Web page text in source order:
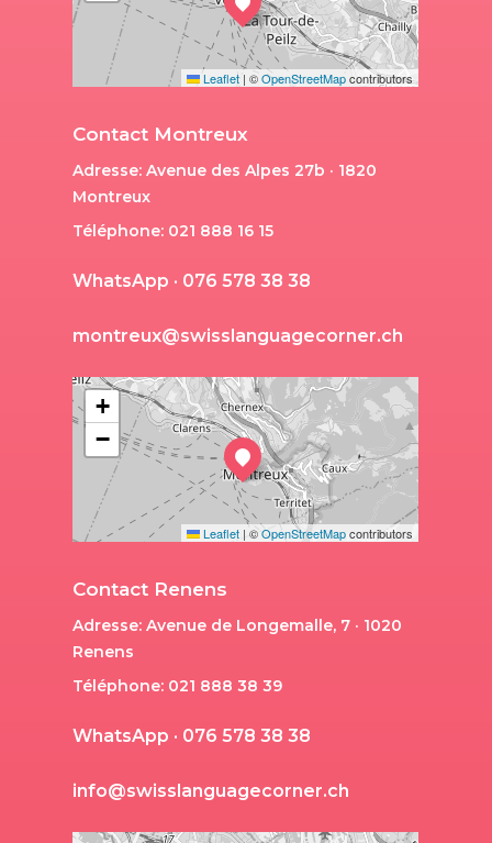
Leaflet | ©OpenStreetMapcontributors
Contact Montreux
Adresse: Avenue des Alpes 27b · 1820
Montreux
Téléphone: 021 888 16 15
WhatsApp · 076 578 38 38
montreux@swisslanguagecorner.ch
+
−
Leaflet | ©OpenStreetMapcontributors
Contact Renens
Adresse: Avenue de Longemalle, 7 · 1020
Renens
Téléphone: 021 888 38 39
WhatsApp · 076 578 38 38
info@swisslanguagecorner.ch